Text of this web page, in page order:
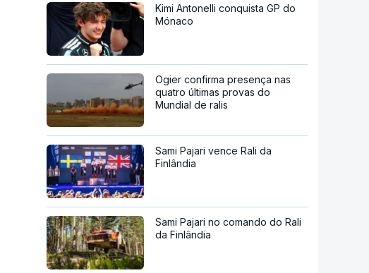
Kimi Antonelli conquista GP do
Mónaco
Ogier confirma presença nas
quatro últimas provas do
Mundial de ralis
Sami Pajari vence Rali da
Finlândia
Sami Pajari no comando do Rali
da Finlândia